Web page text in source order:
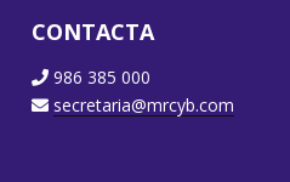
CONTACTA
986 385 000
secretaria@mrcyb.com